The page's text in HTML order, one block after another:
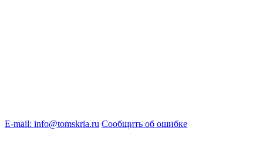
E-mail: info@tomskria.ru Сообщить об ошибке